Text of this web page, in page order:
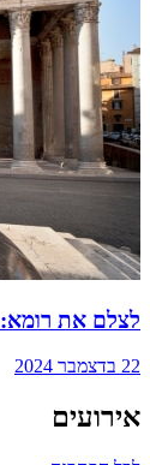
לצלם את רומא: 7 היעדים הכי חמים באיטליה שיצטלמו לכם נפלא
22 בדצמבר 2024
אירועים